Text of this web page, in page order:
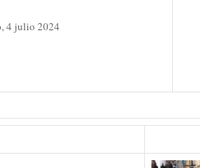
4 julio 2024